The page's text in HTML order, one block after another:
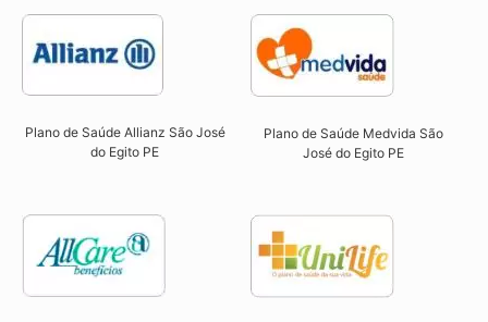
Plano de Saúde Allianz São José
do Egito PE​
Plano de Saúde Medvida São
José do Egito PE